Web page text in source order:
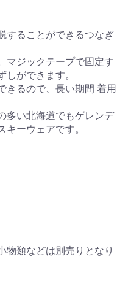
することができるつなぎ
マジックテープで固定す
しができます。
きるので、長い期間 着用
多い北海道でもゲレンデ
キーウェアです。
類などは別売りとなり